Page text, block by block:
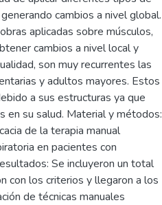
cambios a nivel global.
aplicadas sobre músculos,
cambios a nivel local y
son muy recurrentes las
y adultos mayores. Estos
a sus estructuras ya que
en su salud. Material y métodos:
de la terapia manual
en pacientes con
Se incluyeron un total
con los criterios y llegaron a los
de técnicas manuales